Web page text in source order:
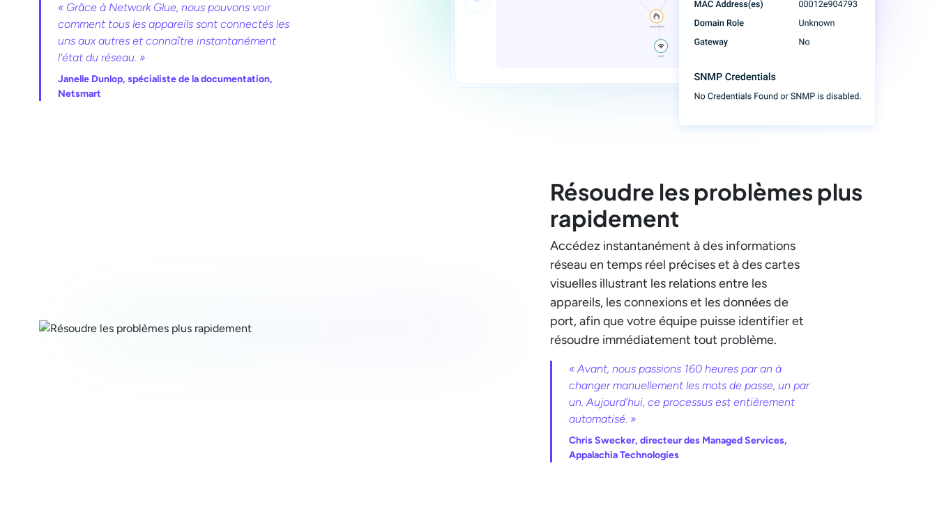
« Grâce à Network Glue, nous pouvons voir
comment tous les appareils sont connectés les
uns aux autres et connaître instantanément
l'état du réseau. »
Janelle Dunlop, spécialiste de la documentation,
Netsmart
Résoudre les problèmes plus
rapidement
Accédez instantanément à des informations
réseau en temps réel précises et à des cartes
visuelles illustrant les relations entre les
appareils, les connexions et les données de
port, afin que votre équipe puisse identifier et
résoudre immédiatement tout problème.
« Avant, nous passions 160 heures par an à
changer manuellement les mots de passe, un par
un. Aujourd’hui, ce processus est entièrement
automatisé. »
Chris Swecker, directeur des Managed Services,
Appalachia Technologies